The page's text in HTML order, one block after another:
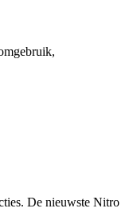
De nieuwste Nitro